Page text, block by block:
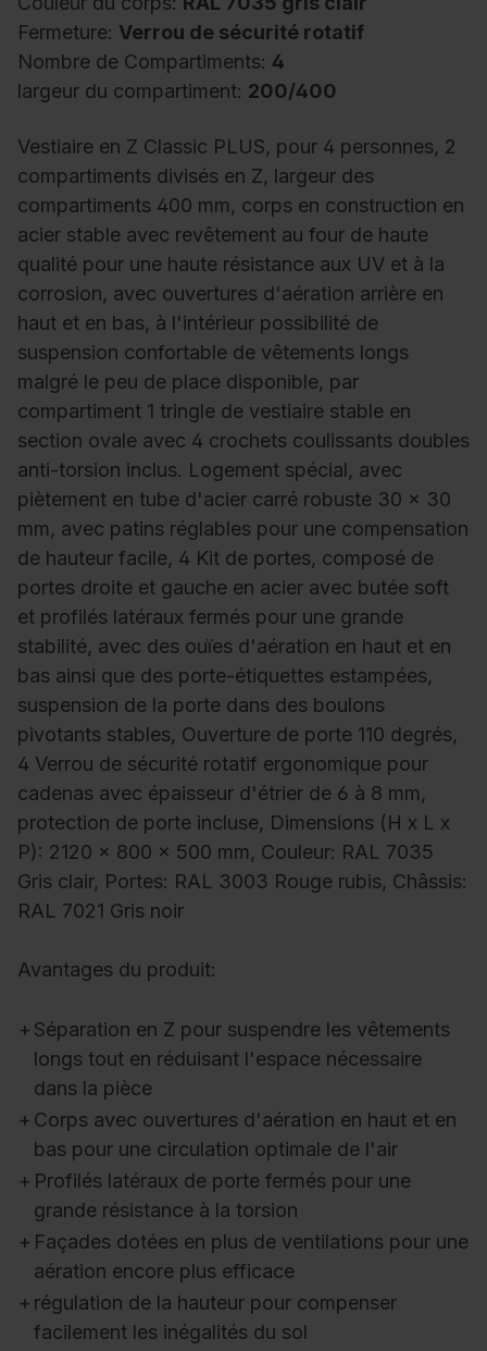
Fermeture: Verrou de sécurité rotatif
Nombre de Compartiments: 4
largeur du compartiment: 200/400
Vestiaire en Z Classic PLUS, pour 4 personnes, 2
compartiments divisés en Z, largeur des
compartiments 400 mm, corps en construction en
acier stable avec revêtement au four de haute
qualité pour une haute résistance aux UV et à la
corrosion, avec ouvertures d'aération arrière en
haut et en bas, à l'intérieur possibilité de
suspension confortable de vêtements longs
malgré le peu de place disponible, par
compartiment 1 tringle de vestiaire stable en
section ovale avec 4 crochets coulissants doubles
anti-torsion inclus. Logement spécial, avec
piètement en tube d'acier carré robuste 30 x 30
mm, avec patins réglables pour une compensation
de hauteur facile, 4 Kit de portes, composé de
portes droite et gauche en acier avec butée soft
et profilés latéraux fermés pour une grande
stabilité, avec des ouïes d'aération en haut et en
bas ainsi que des porte-étiquettes estampées,
suspension de la porte dans des boulons
pivotants stables, Ouverture de porte 110 degrés,
4 Verrou de sécurité rotatif ergonomique pour
cadenas avec épaisseur d'étrier de 6 à 8 mm,
protection de porte incluse, Dimensions (H x L x
P): 2120 x 800 x 500 mm, Couleur: RAL 7035
Gris clair, Portes: RAL 3003 Rouge rubis, Châssis:
RAL 7021 Gris noir
Avantages du produit:
+ Séparation en Z pour suspendre les vêtements
longs tout en réduisant l'espace nécessaire
dans la pièce
+ Corps avec ouvertures d'aération en haut et en
bas pour une circulation optimale de l'air
+ Profilés latéraux de porte fermés pour une
grande résistance à la torsion
+ Façades dotées en plus de ventilations pour une
aération encore plus efficace
+ régulation de la hauteur pour compenser
facilement les inégalités du sol